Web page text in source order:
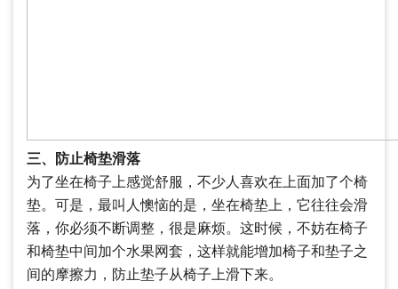
三、防止椅垫滑落
为了坐在椅子上感觉舒服，不少人喜欢在上面加了个椅
垫。可是，最叫人懊恼的是，坐在椅垫上，它往往会滑
落，你必须不断调整，很是麻烦。这时候，不妨在椅子
和椅垫中间加个水果网套，这样就能增加椅子和垫子之
间的摩擦力，防止垫子从椅子上滑下来。